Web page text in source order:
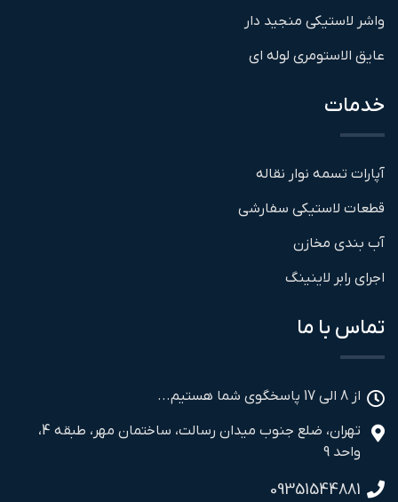
واشر لاستیکی منجید دار
عایق الاستومری لوله ای
خدمات
آپارات تسمه نوار نقاله
قطعات لاستیکی سفارشی
آب بندی مخازن
اجرای رابر لاینینگ
تماس با ما
از 8 الی 17 پاسخگوی شما هستیم...
تهران، ضلع جنوب میدان رسالت، ساختمان مهر، طبقه 4،
واحد 9
09351544881